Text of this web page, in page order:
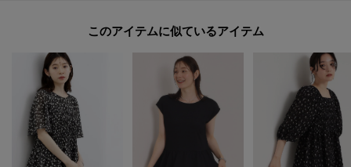
・新商品やお得な情報をいち早くお知らせ
----------------------------------------
モデル情報：身長164cm B80 W60 H84 着用サイズ：00（フリーサイズ）
このアイテムに似ているアイテム